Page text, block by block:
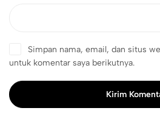
Simpan nama, email, dan situs
untuk komentar saya berikutnya.
Kirim